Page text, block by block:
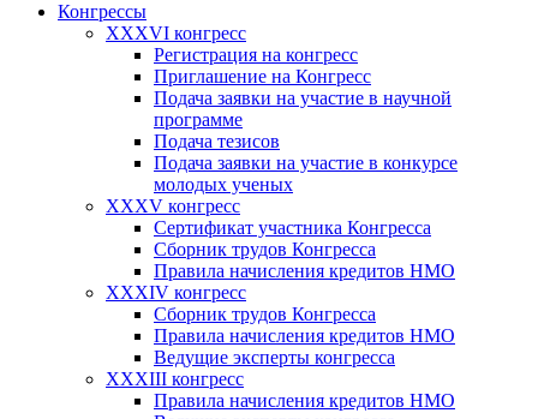
Конгрессы
XXXVI конгресс
Регистрация на конгресс
Приглашение на Конгресс
Подача заявки на участие в научной
программе
Подача тезисов
Подача заявки на участие в конкурсе
молодых ученых
XXXV конгресс
Сертификат участника Конгресса
Сборник трудов Конгресса
Правила начисления кредитов НМО
XXXIV конгресс
Сборник трудов Конгресса
Правила начисления кредитов НМО
Ведущие эксперты конгресса
XXXIII конгресс
Правила начисления кредитов НМО